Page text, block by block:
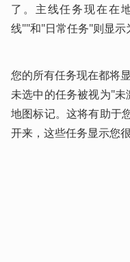
了。主线任务现在在
线""和"日常任务"则显示
您的所有任务现在都将
未选中的任务被视为"
地图标记。这将有助于
开来，这些任务显示您